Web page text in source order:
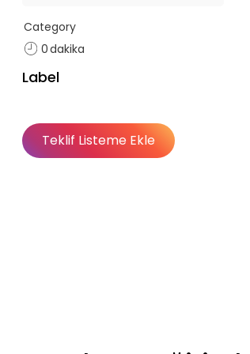
Category
0dakika
Label
Teklif Listeme Ekle